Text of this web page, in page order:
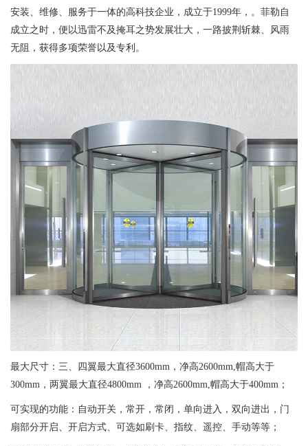
安装、维修、服务于一体的高科技企业，成立于1999年，。菲勒自
成立之时，便以迅雷不及掩耳之势发展壮大，一路披荆斩棘、风雨
无阻，获得多项荣誉以及专利。
最大尺寸：三、四翼最大直径3600mm，净高2600mm,帽高大于
300mm，两翼最大直径4800mm ，净高2600mm,帽高大于400mm；
可实现的功能：自动开关，常开，常闭，单向进入，双向进出，门
扇部分开启、开启方式、可选如刷卡、指纹、遥控、手动等等；